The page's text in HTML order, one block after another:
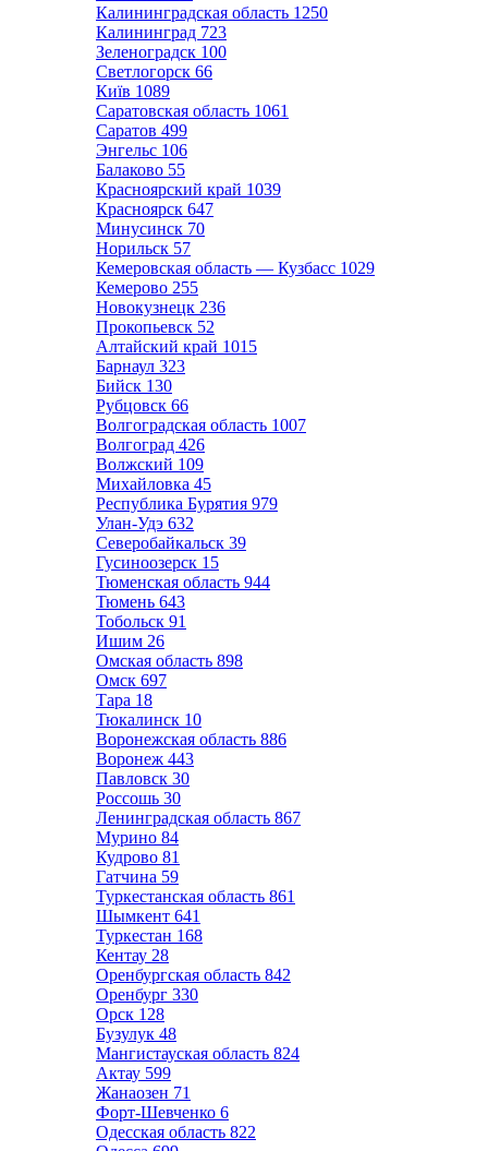
Калининградская область 1250
Калининград 723
Зеленоградск 100
Светлогорск 66
Київ 1089
Саратовская область 1061
Саратов 499
Энгельс 106
Балаково 55
Красноярский край 1039
Красноярск 647
Минусинск 70
Норильск 57
Кемеровская область — Кузбасс 1029
Кемерово 255
Новокузнецк 236
Прокопьевск 52
Алтайский край 1015
Барнаул 323
Бийск 130
Рубцовск 66
Волгоградская область 1007
Волгоград 426
Волжский 109
Михайловка 45
Республика Бурятия 979
Улан-Удэ 632
Северобайкальск 39
Гусиноозерск 15
Тюменская область 944
Тюмень 643
Тобольск 91
Ишим 26
Омская область 898
Омск 697
Тара 18
Тюкалинск 10
Воронежская область 886
Воронеж 443
Павловск 30
Россошь 30
Ленинградская область 867
Мурино 84
Кудрово 81
Гатчина 59
Туркестанская область 861
Шымкент 641
Туркестан 168
Кентау 28
Оренбургская область 842
Оренбург 330
Орск 128
Бузулук 48
Мангистауская область 824
Актау 599
Жанаозен 71
Форт-Шевченко 6
Одесская область 822